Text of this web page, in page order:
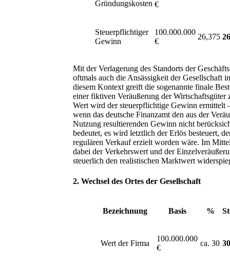
Gründungskosten €
Steuerpflichtiger
Gewinn
100.000.000
€
26,375
Mit der Verlagerung des Standorts der
oftmals auch die Ansässigkeit der Gesellschaft
diesem Kontext greift die sogenannte finale
einer fiktiven Veräußerung der Wirtschaftsgüter
Wert wird der steuerpflichtige Gewinn ermittelt
wenn das deutsche Finanzamt den aus der
Nutzung resultierenden Gewinn nicht
bedeutet, es wird letztlich der Erlös besteuert,
regulären Verkauf erzielt worden wäre. Im
dabei der Verkehrswert und der
steuerlich den realistischen Marktwert
2. Wechsel des Ortes der Gesellschaft
Bezeichnung Basis %
Wert der Firma
100.000.000
€
ca. 30